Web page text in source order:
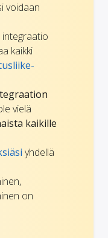
voidaan
integraatio
kaikki
vielä
kaikille
yhdellä
on